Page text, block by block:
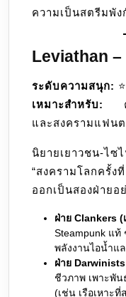
ความเป็นสตรีมพัง
Leviathan
ระดับความสนุก:
เหมาะสำหรับ:
ค
และสงครามแฟน
นิยายเยาวชน-ไซ
“สงครามโลกครั้ง
ออกเป็นสองฝ่ายอ
ฝ่าย Clankers (
Steampunk แ
พลังงานไอน้ำแ
ฝ่าย
ชีวภาพ เพาะพั
(เช่น เรือเหาะ